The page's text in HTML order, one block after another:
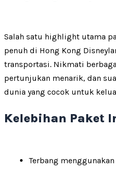
Salah satu highlight utama
penuh di Hong Kong
transportasi. Nikmati
pertunjukan menarik, dan
dunia yang cocok untuk
Kelebihan Paket
Terbang